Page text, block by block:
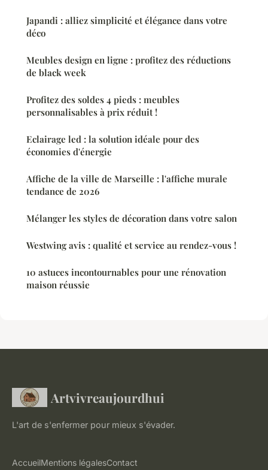
Japandi : alliez simplicité et élégance dans votre
déco
Meubles design en ligne : profitez des réductions
de black week
Profitez des soldes 4 pieds : meubles
personnalisables à prix réduit !
Eclairage led : la solution idéale pour des
économies d'énergie
Affiche de la ville de Marseille : l'affiche murale
tendance de 2026
Mélanger les styles de décoration dans votre salon
Westwing avis : qualité et service au rendez-vous !
10 astuces incontournables pour une rénovation
maison réussie
Artvivreaujourdhui
L'art de s'enfermer pour mieux s'évader.
AccueilMentions légalesContact